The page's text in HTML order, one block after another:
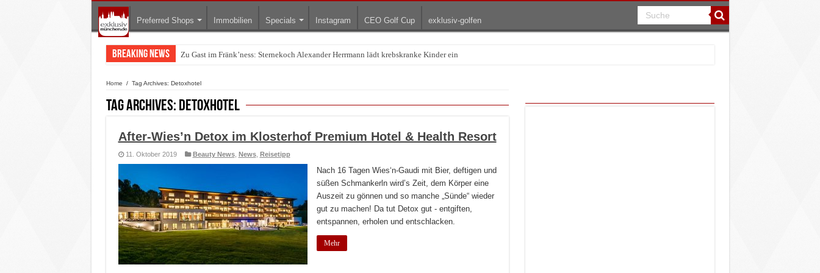
Preferred Shops Immobilien Specials Instagram CEO Golf Cup exklusiv-golfen
Breaking News Zu Gast im Fränk’ness: Sternekoch Alexander Herrmann lädt krebskranke Kinder ein
Home / Tag Archives: Detoxhotel
Tag Archives: Detoxhotel
After-Wies’n Detox im Klosterhof Premium Hotel & Health Resort
11. Oktober 2019 Beauty News, News, Reisetipp
Nach 16 Tagen Wies‘n-Gaudi mit Bier, deftigen und
süßen Schmankerln wird’s Zeit, dem Körper eine
Auszeit zu gönnen und so manche „Sünde“ wieder
gut zu machen! Da tut Detox gut - entgiften,
entspannen, erholen und entschlacken.
Mehr